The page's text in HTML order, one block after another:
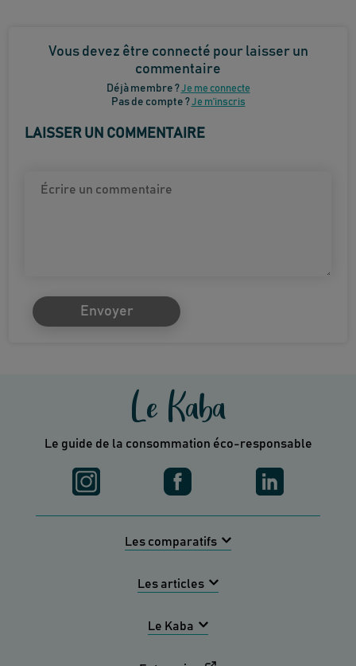
Vous devez être connecté pour laisser un
commentaire
Déjà membre ?Je me connecte
Pas de compte ?Je m’inscris
LAISSER UN COMMENTAIRE
Envoyer
Le Kaba
Le guide de la consommation éco-responsable
Les comparatifs
Les articles
Le Kaba